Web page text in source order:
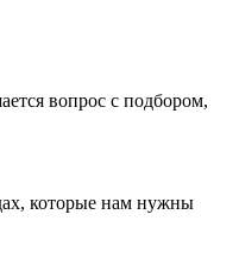
вопрос с подбором,
которые нам нужны